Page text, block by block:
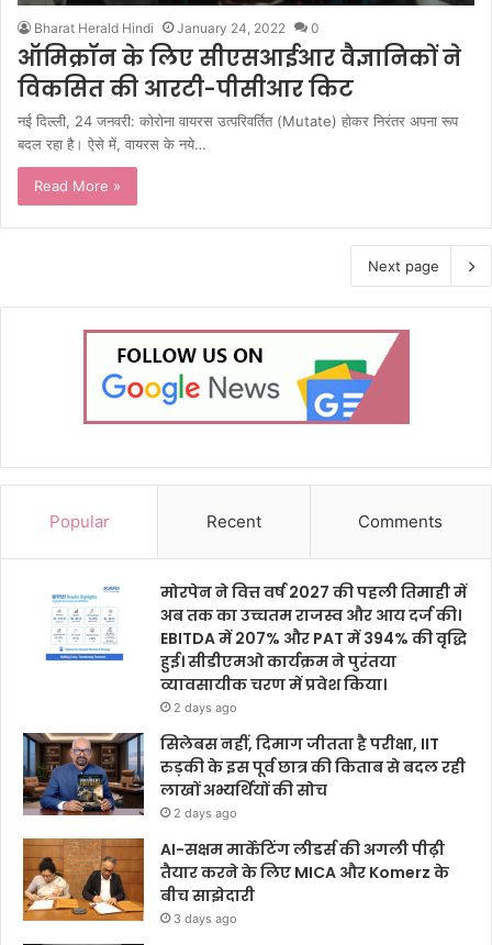
Bharat Herald Hindi January 24, 2022 0
ऑमिक्रॉन के लिए सीएसआईआर वैज्ञानिकों ने
विकसित की आरटी-पीसीआर किट
नई दिल्ली, 24 जनवरी: कोरोना वायरस उत्परिवर्तित (Mutate) होकर निरंतर अपना रूप
बदल रहा है। ऐसे में, वायरस के नये…
Read More »
Next page
Popular Recent Comments
मोरपेन ने वित्त वर्ष 2027 की पहली तिमाही में
अब तक का उच्चतम राजस्व और आय दर्ज की।
EBITDA में 207% और PAT में 394% की वृद्धि
हुई। सीडीएमओ कार्यक्रम ने पुरंतया
व्यावसायीक चरण में प्रवेश किया।
2 days ago
सिलेबस नहीं, दिमाग जीतता है परीक्षा, IIT
रुड़की के इस पूर्व छात्र की किताब से बदल रही
लाखों अभ्यर्थियों की सोच
2 days ago
AI-सक्षम मार्केटिंग लीडर्स की अगली पीढ़ी
तैयार करने के लिए MICA और Komerz के
बीच साझेदारी
3 days ago